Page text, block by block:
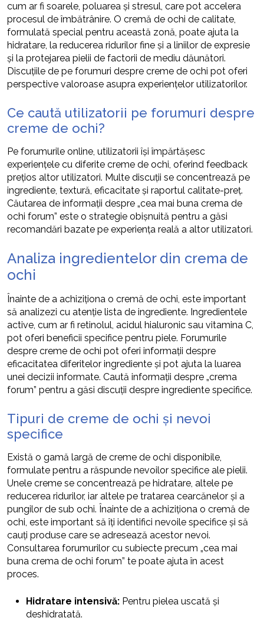
cum ar fi soarele, poluarea și stresul, care pot accelera
procesul de îmbătrânire. O cremă de ochi de calitate,
formulată special pentru această zonă, poate ajuta la
hidratare, la reducerea ridurilor fine și a liniilor de expresie
și la protejarea pielii de factorii de mediu dăunători.
Discuțiile de pe forumuri despre creme de ochi pot oferi
perspective valoroase asupra experiențelor utilizatorilor.
Ce caută utilizatorii pe forumuri despre
creme de ochi?
Pe forumurile online, utilizatorii își împărtășesc
experiențele cu diferite creme de ochi, oferind feedback
prețios altor utilizatori. Multe discuții se concentrează pe
ingrediente, textură, eficacitate și raportul calitate-preț.
Căutarea de informații despre „cea mai buna crema de
ochi forum” este o strategie obișnuită pentru a găsi
recomandări bazate pe experiența reală a altor utilizatori.
Analiza ingredientelor din crema de
ochi
Înainte de a achiziționa o cremă de ochi, este important
să analizezi cu atenție lista de ingrediente. Ingredientele
active, cum ar fi retinolul, acidul hialuronic sau vitamina C,
pot oferi beneficii specifice pentru piele. Forumurile
despre creme de ochi pot oferi informații despre
eficacitatea diferitelor ingrediente și pot ajuta la luarea
unei decizii informate. Caută informații despre „crema
forum” pentru a găsi discuții despre ingrediente specifice.
Tipuri de creme de ochi și nevoi
specifice
Există o gamă largă de creme de ochi disponibile,
formulate pentru a răspunde nevoilor specifice ale pielii.
Unele creme se concentrează pe hidratare, altele pe
reducerea ridurilor, iar altele pe tratarea cearcănelor și a
pungilor de sub ochi. Înainte de a achiziționa o cremă de
ochi, este important să îți identifici nevoile specifice și să
cauți produse care se adresează acestor nevoi.
Consultarea forumurilor cu subiecte precum „cea mai
buna crema de ochi forum” te poate ajuta în acest
proces.
Hidratare intensivă: Pentru pielea uscată și
deshidratată.